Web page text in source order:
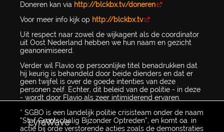
Doneren kan via http://blckbx.tv/doneren
Voor meer info kijk op http://blckbx.tv
Uit respect naar zowel de wijkagent als de coordinator
uit Oost Nederland hebben we hun naam en gezicht
geanonimiseerd.
Verder wil Flavio op persoonlijke titel benadrukken dat
hij keurig is behandeld door beide dienders en dat er
geen twijfel is over de goede intenties van deze
personen zelf. Echter, dit beleid van de politie - in deze
- wordt door Flavio als zeer intimiderend ervaren.
* SGBO is een landelijk politie crisisteam onder de naam
“Staf Grootschalig Bijzonder Optreden”, en komt oa. in
actie bij orde verstorende acties zoals de demonstraties
LyraWave